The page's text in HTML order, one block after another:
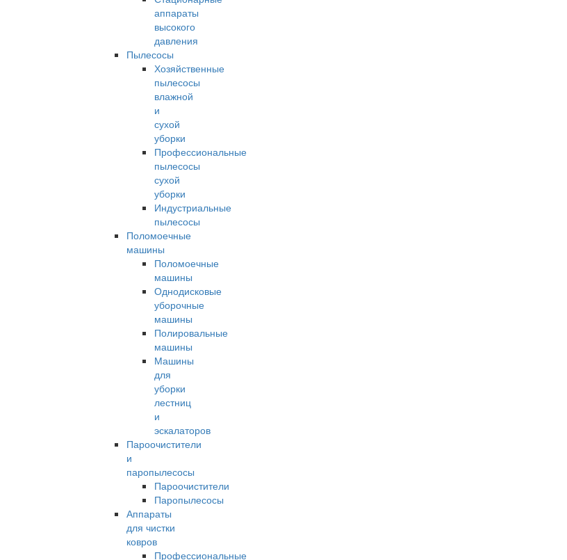
аппараты
высокого
давления
Пылесосы
Хозяйственные
пылесосы
влажной
и
сухой
уборки
Профессиональные
пылесосы
сухой
уборки
Индустриальные
пылесосы
Поломоечные
машины
Поломоечные
машины
Однодисковые
уборочные
машины
Полировальные
машины
Машины
для
уборки
лестниц
и
эскалаторов
Пароочистители
и
паропылесосы
Пароочистители
Паропылесосы
Аппараты
для чистки
ковров
Профессиональные